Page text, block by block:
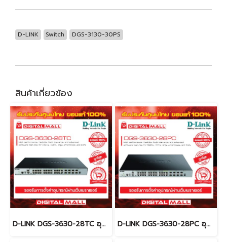
D-LINK Switch DGS-3130-30PS
สินค้าเกี่ยวข้อง
D-LINK DGS-3630-28TC อุปกรณ์ขยายสัญญาณ (Switch) D-LINK DGS-3630-28PC อุปกรณ์ขยายสัญญาณ (Switch)